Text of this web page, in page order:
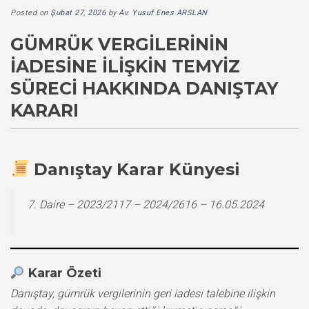
Posted on Şubat 27, 2026byAv. Yusuf Enes ARSLAN
GÜMRÜK VERGILERININ
İADESINE İLIŞKIN TEMYIZ
SÜRECI HAKKINDA DANIŞTAY
KARARI
Danıştay Karar Künyesi
7. Daire – 2023/2117 – 2024/2616 – 16.05.2024
Karar Özeti
Danıştay, gümrük vergilerinin geri iadesi talebine ilişkin